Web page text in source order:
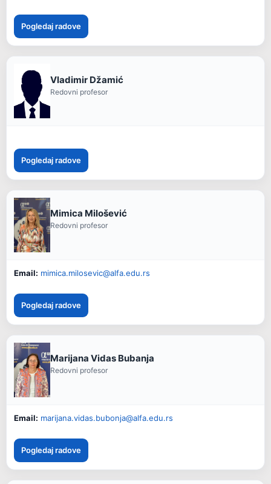
Pogledaj radove
Vladimir Džamić
Redovni profesor
Pogledaj radove
Mimica Milošević
Redovni profesor
Email: mimica.milosevic@alfa.edu.rs
Pogledaj radove
Marijana Vidas Bubanja
Redovni profesor
Email: marijana.vidas.bubonja@alfa.edu.rs
Pogledaj radove